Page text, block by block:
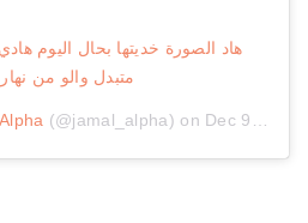
هاد الصورة خديتها بحال اليوم
متبدل والو من
(@jamal_alpha) on Dec 9, 2019 at 12:47am PST